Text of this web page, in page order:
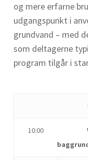
og mere erfarne
udgangspunkt i
grundvand – med
som deltagerne
program tilgår i
10:00